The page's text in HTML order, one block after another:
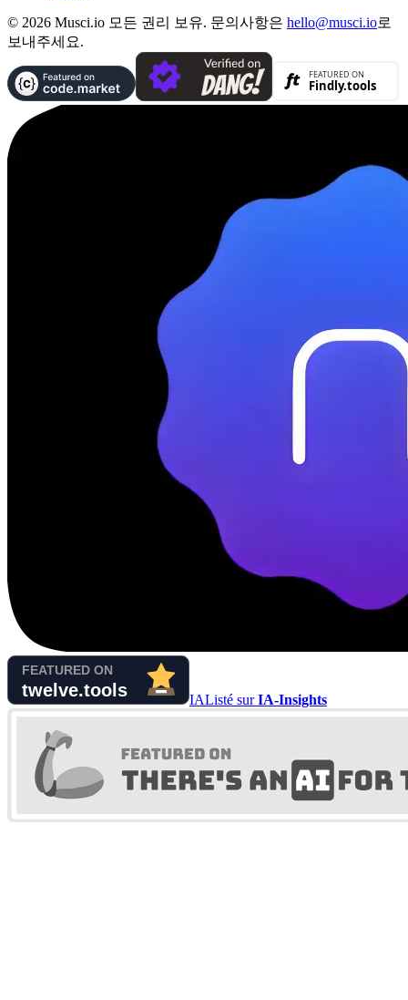
© 2026 Musci.io 모든 권리 보유. 문의사항은 hello@musci.io로
보내주세요.
IAListé surIA-Insights